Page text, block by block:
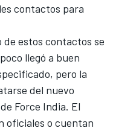
contactos para
de estos contactos se
llegó a buen
pero la
del nuevo
Force India. El
oficiales o cuentan